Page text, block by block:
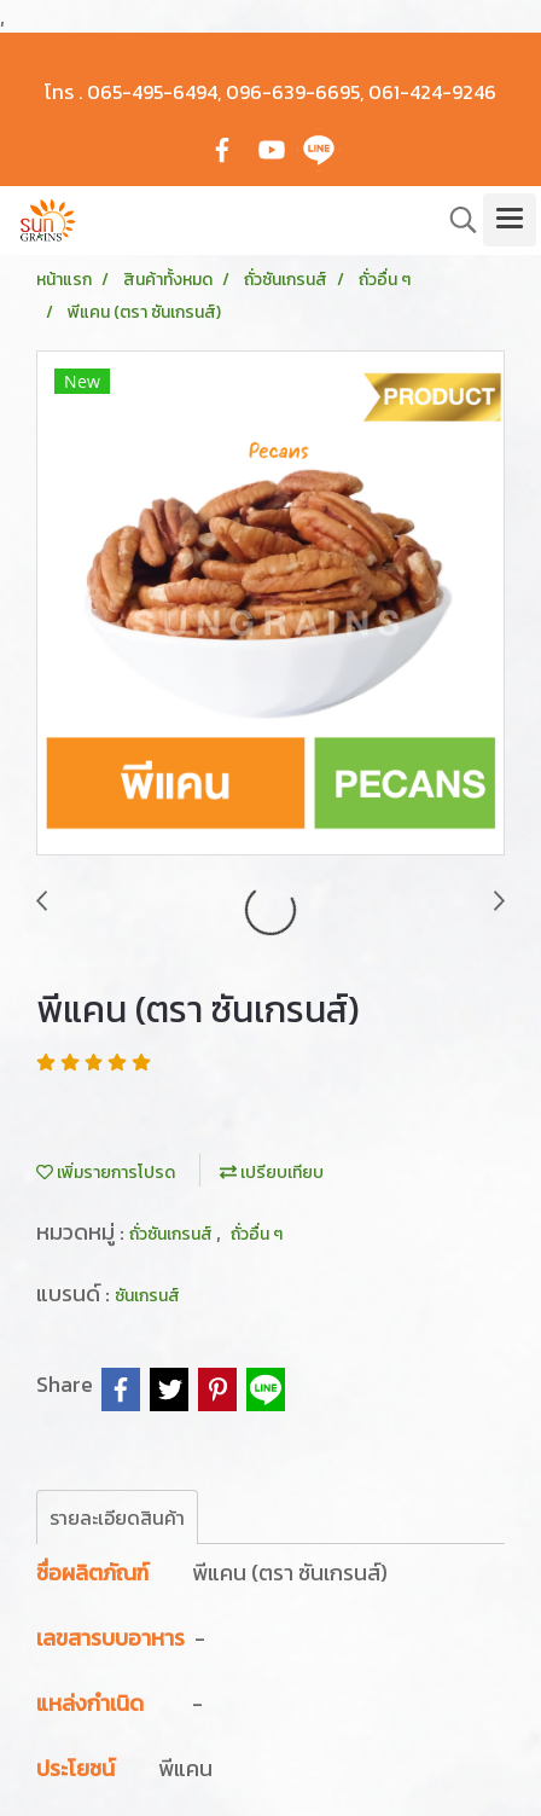
,
โทร . 065-495-6494, 096-639-6695, 061-424-9246
หน้าแรก สินค้าทั้งหมด ถั่วซันเกรนส์
ถั่วอื่น ๆ
พีแคน (ตรา ซันเกรนส์)
New
พีแคน (ตรา ซันเกรนส์)
เพิ่มรายการโปรด เปรียบเทียบ
หมวดหมู่ : ถั่วซันเกรนส์ , ถั่วอื่น ๆ
แบรนด์ : ซันเกรนส์
Share
รายละเอียดสินค้า
ชื่อผลิตภัณฑ์พีแคน (ตรา ซันเกรนส์)
เลขสารบบอาหาร -
แหล่งกำเนิด
-
ประโยชน์
พีแคน